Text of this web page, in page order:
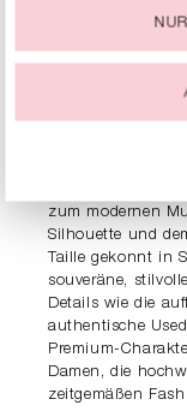
Die RIANI
interpretiert den
zum modernen
Silhouette und
Taille gekonnt in
souveräne,
Details wie die
authentische
Premium-
Damen, die
zeitgemäßen
jeder